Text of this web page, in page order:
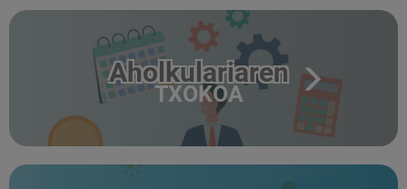
Aholkulariaren
TXOKOA